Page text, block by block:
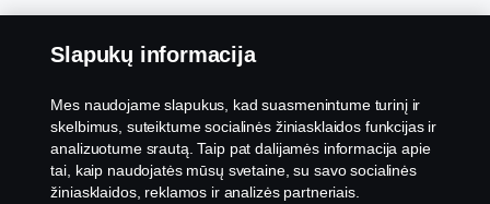
Apie „Scania“
Scania in Your Region: LIETUVA
Slapukų informacija
Mes naudojame slapukus, kad suasmenintume turinį ir
skelbimus, suteiktume socialinės žiniasklaidos funkcijas ir
analizuotume srautą. Taip pat dalijamės informacija apie
tai, kaip naudojatės mūsų svetaine, su savo socialinės
žiniasklaidos, reklamos ir analizės partneriais.